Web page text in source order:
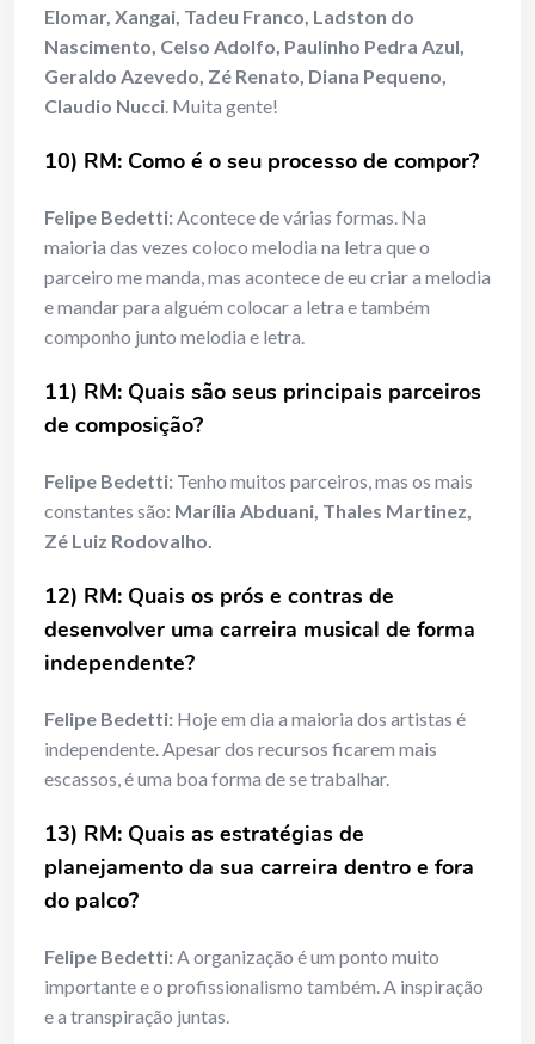
Elomar, Xangai, Tadeu Franco, Ladston do
Nascimento, Celso Adolfo, Paulinho Pedra Azul,
Geraldo Azevedo, Zé Renato, Diana Pequeno,
Claudio Nucci. Muita gente!
10) RM: Como é o seu processo de compor?
Felipe Bedetti:Acontece de várias formas. Na
maioria das vezes coloco melodia na letra que o
parceiro me manda, mas acontece de eu criar a melodia
e mandar para alguém colocar a letra e também
componho junto melodia e letra.
11) RM: Quais são seus principais parceiros
de composição?
Felipe Bedetti: Tenho muitos parceiros, mas os mais
constantes são: Marília Abduani, Thales Martinez,
Zé Luiz Rodovalho.
12) RM: Quais os prós e contras de
desenvolver uma carreira musical de forma
independente?
Felipe Bedetti: Hoje em dia a maioria dos artistas é
independente. Apesar dos recursos ficarem mais
escassos, é uma boa forma de se trabalhar.
13) RM: Quais as estratégias de
planejamento da sua carreira dentro e fora
do palco?
Felipe Bedetti:A organização é um ponto muito
importante e o profissionalismo também. A inspiração
e a transpiração juntas.